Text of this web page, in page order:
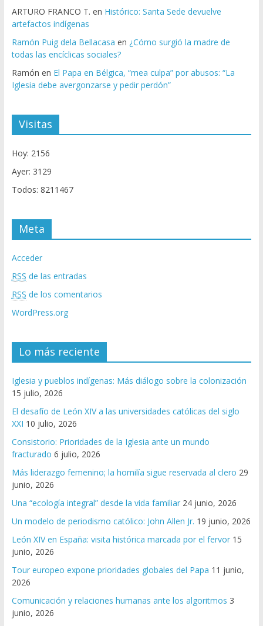
ARTURO FRANCO T. en Histórico: Santa Sede devuelve
artefactos indígenas
Ramón Puig dela Bellacasa en ¿Cómo surgió la madre de
todas las encíclicas sociales?
Ramón en El Papa en Bélgica, “mea culpa” por abusos: “La
Iglesia debe avergonzarse y pedir perdón”
Visitas
Hoy: 2156
Ayer: 3129
Todos: 8211467
Meta
Acceder
RSS de las entradas
RSS de los comentarios
WordPress.org
Lo más reciente
Iglesia y pueblos indígenas: Más diálogo sobre la colonización
15 julio, 2026
El desafío de León XIV a las universidades católicas del siglo
XXI 10 julio, 2026
Consistorio: Prioridades de la Iglesia ante un mundo
fracturado 6 julio, 2026
Más liderazgo femenino; la homilía sigue reservada al clero 29
junio, 2026
Una “ecología integral” desde la vida familiar 24 junio, 2026
Un modelo de periodismo católico: John Allen Jr. 19 junio, 2026
León XIV en España: visita histórica marcada por el fervor 15
junio, 2026
Tour europeo expone prioridades globales del Papa 11 junio,
2026
Comunicación y relaciones humanas ante los algoritmos 3
junio, 2026